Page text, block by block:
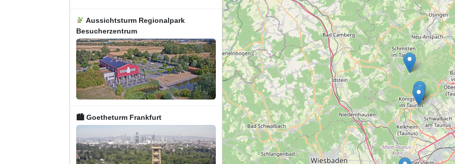
Aussichtsturm Regionalpark
Besucherzentrum
🏙 Goetheturm Frankfurt